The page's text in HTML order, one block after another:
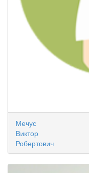
Мечус
Виктор
Робертович